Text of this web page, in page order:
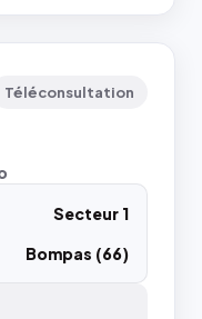
Téléconsultation
Secteur 1
Bompas (66)